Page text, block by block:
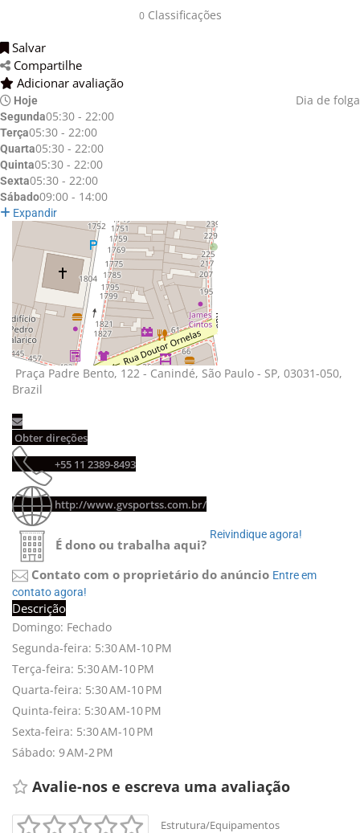
0Classificações
Salvar
Compartilhe
Adicionar avaliação
Hoje Dia de folga
Segunda05:30 - 22:00
Terça05:30 - 22:00
Quarta05:30 - 22:00
Quinta05:30 - 22:00
Sexta05:30 - 22:00
Sábado09:00 - 14:00
Expandir
Praça Padre Bento, 122 - Canindé, São Paulo - SP, 03031-050,
Brazil
Obter direções
+55 11 2389-8493
http://www.gvsportss.com.br/
É dono ou trabalha aqui?
Reivindique agora!
Contato com o proprietário do anúncio Entre em
contato agora!
Descrição
Domingo: Fechado
Segunda-feira: 5:30 AM-10 PM
Terça-feira: 5:30 AM-10 PM
Quarta-feira: 5:30 AM-10 PM
Quinta-feira: 5:30 AM-10 PM
Sexta-feira: 5:30 AM-10 PM
Sábado: 9 AM-2 PM
Avalie-nos e escreva uma avaliação
Estrutura/Equipamentos